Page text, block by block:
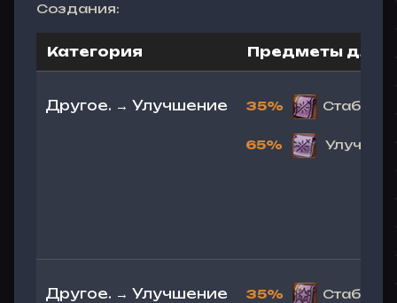
Создания:
Категория Предметы для
Другое. → Улучшение 35%
65%
Другое. → Улучшение 35%